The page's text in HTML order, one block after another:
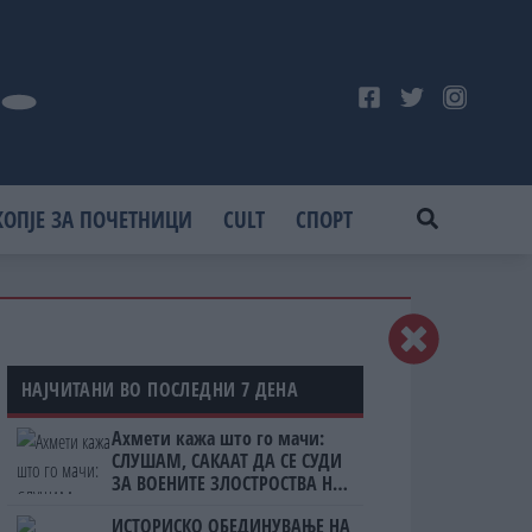
ЗА ПОЧЕТНИЦИ CULT СПОРТ
НАЈЧИТАНИ ВО ПОСЛЕДНИ 7 ДЕНА
Ахмети кажа што го мачи:
СЛУШАМ, САКААТ ДА СЕ СУДИ
ЗА ВОЕНИТЕ ЗЛОСТРОСТВА НА
ИСТОРИСКО ОБЕДИНУВАЊЕ НА